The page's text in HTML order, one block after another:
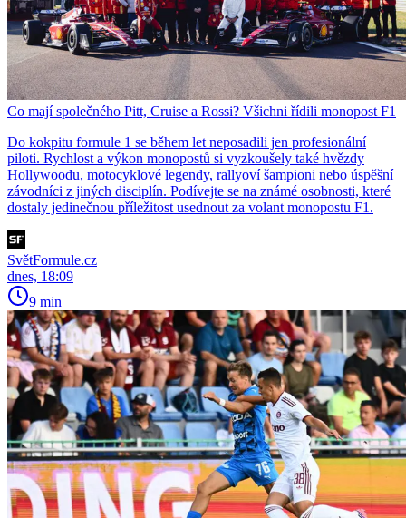
Co mají společného Pitt, Cruise a Rossi? Všichni řídili monopost F1
Do kokpitu formule 1 se během let neposadili jen profesionální
piloti. Rychlost a výkon monopostů si vyzkoušely také hvězdy
Hollywoodu, motocyklové legendy, rallyoví šampioni nebo úspěšní
závodníci z jiných disciplín. Podívejte se na známé osobnosti, které
dostaly jedinečnou příležitost usednout za volant monopostu F1.
SvětFormule.cz
dnes, 18:09
9 min